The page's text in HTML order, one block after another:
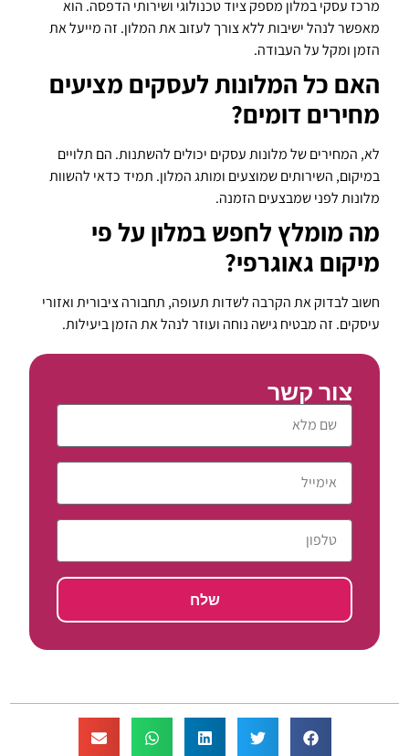
צור קשר
שלח
מרכז עסקי במלון מספק ציוד טכנולוגי ושירותי הדפסה. הוא
מאפשר לנהל ישיבות ללא צורך לעזוב את המלון. זה מייעל את
הזמן ומקל על העבודה.
האם כל המלונות לעסקים מציעים
מחירים דומים?
לא, המחירים של מלונות עסקים יכולים להשתנות. הם תלויים
במיקום, השירותים שמוצעים ומותג המלון. תמיד כדאי להשוות
מלונות לפני שמבצעים הזמנה.
מה מומלץ לחפש במלון על פי
מיקום גאוגרפי?
חשוב לבדוק את הקרבה לשדות תעופה, תחבורה ציבורית ואזורי
עיסקים. זה מבטיח גישה נוחה ועוזר לנהל את הזמן ביעילות.